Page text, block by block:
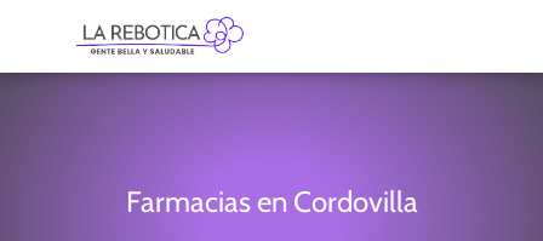
Farmacias en Cordovilla